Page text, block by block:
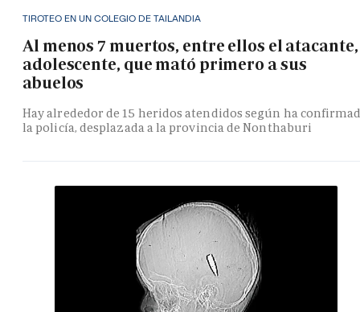
TIROTEO EN UN COLEGIO DE TAILANDIA
Al menos 7 muertos, entre ellos el atacante,
adolescente, que mató primero a sus
abuelos
Hay alrededor de 15 heridos atendidos según ha
la policía, desplazada a la provincia de Nonthaburi